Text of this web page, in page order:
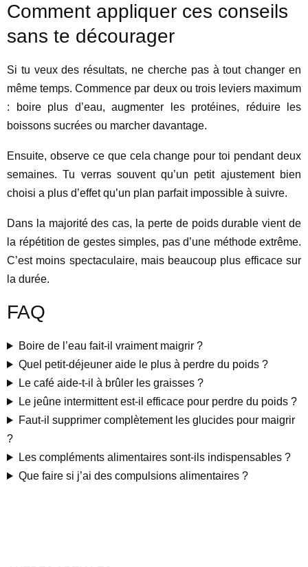
Comment appliquer ces conseils
sans te décourager
Si tu veux des résultats, ne cherche pas à tout changer en
même temps. Commence par deux ou trois leviers maximum
: boire plus d’eau, augmenter les protéines, réduire les
boissons sucrées ou marcher davantage.
Ensuite, observe ce que cela change pour toi pendant deux
semaines. Tu verras souvent qu’un petit ajustement bien
choisi a plus d’effet qu’un plan parfait impossible à suivre.
Dans la majorité des cas, la perte de poids durable vient de
la répétition de gestes simples, pas d’une méthode extrême.
C’est moins spectaculaire, mais beaucoup plus efficace sur
la durée.
FAQ
Boire de l’eau fait-il vraiment maigrir ?
Quel petit-déjeuner aide le plus à perdre du poids ?
Le café aide-t-il à brûler les graisses ?
Le jeûne intermittent est-il efficace pour perdre du poids ?
Faut-il supprimer complètement les glucides pour maigrir
?
Les compléments alimentaires sont-ils indispensables ?
Que faire si j’ai des compulsions alimentaires ?